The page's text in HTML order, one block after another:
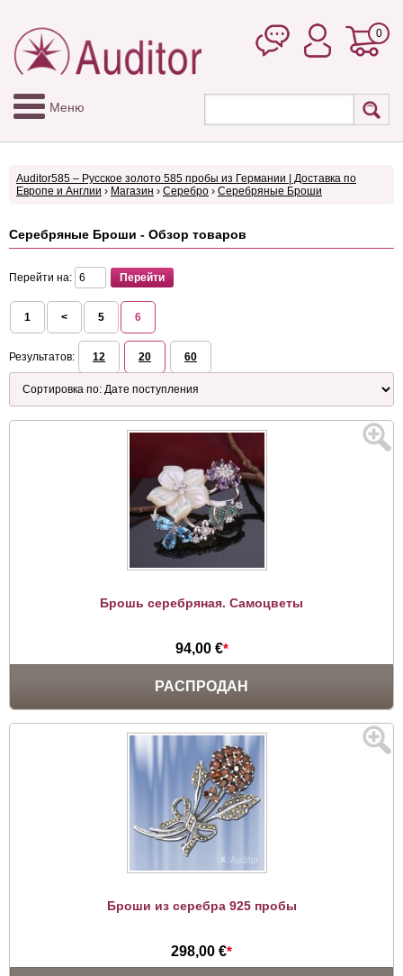
0
Меню
Auditor585 – Русское золото 585 пробы из Германии | Доставка по
Европе и Англии › Магазин › Серебро › Серебряные Броши
Серебряные Броши - Обзор товаров
Перейти на:
1 < 5 6
Результатов: 12 20 60
Брошь серебряная. Самоцветы
94,00 €*
РАСПРОДАН
Броши из серебра 925 пробы
298,00 €*